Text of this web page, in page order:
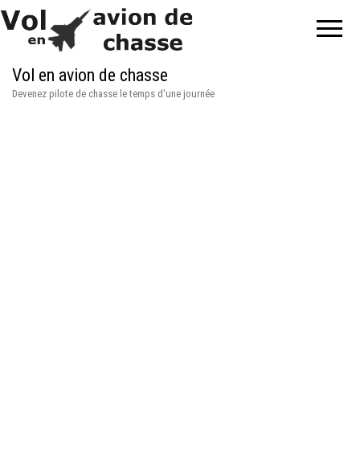
Vol en avion de chasse
Devenez pilote de chasse le temps d'une journée